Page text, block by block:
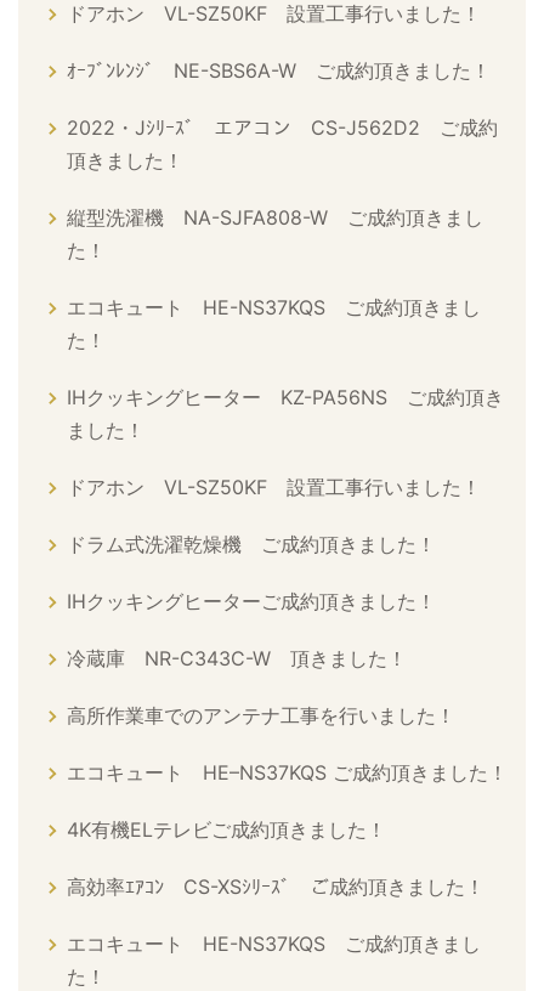
ドアホン VL-SZ50KF 設置工事行いました！
ｵｰﾌﾞﾝﾚﾝｼﾞ NE-SBS6A-W ご成約頂きました！
2022・Jｼﾘｰｽﾞ エアコン CS-J562D2 ご成約
頂きました！
縦型洗濯機 NA-SJFA808-W ご成約頂きまし
た！
エコキュート HE-NS37KQS ご成約頂きまし
た！
IHクッキングヒーター KZ-PA56NS ご成約頂き
ました！
ドアホン VL-SZ50KF 設置工事行いました！
ドラム式洗濯乾燥機 ご成約頂きました！
IHクッキングヒーターご成約頂きました！
冷蔵庫 NR-C343C-W 頂きました！
高所作業車でのアンテナ工事を行いました！
エコキュート HE–NS37KQS ご成約頂きました！
4K有機ELテレビご成約頂きました！
高効率ｴｱｺﾝ CS-XSｼﾘｰｽﾞ ご成約頂きました！
エコキュート HE-NS37KQS ご成約頂きまし
た！